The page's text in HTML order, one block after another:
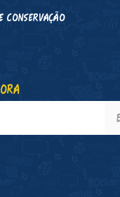
CONSERVAÇÃO